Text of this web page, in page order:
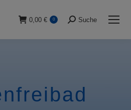
0,00 € 0 Suche:
Suche